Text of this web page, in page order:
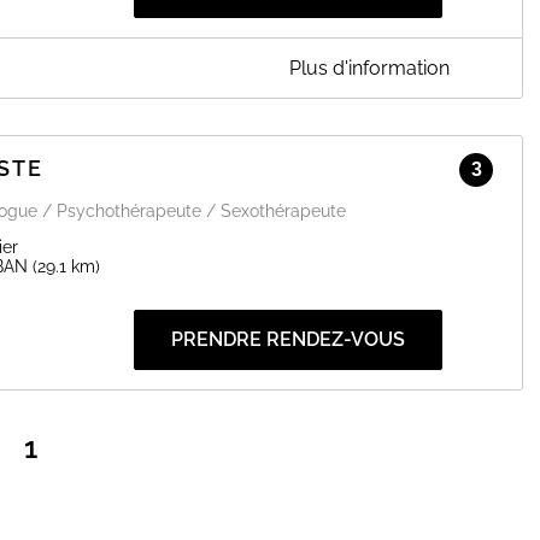
télésanté
Plus d'information
3
/ Psychothérapeute / Sexothérapeute
(29.1 km)
PRENDRE RENDEZ-VOUS
1